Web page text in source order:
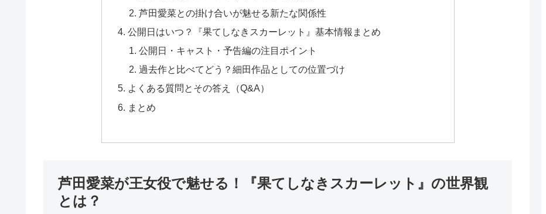
芦田愛菜との掛け合いが魅せる新たな関係性
公開日はいつ？『果てしなきスカーレット』基本情報まとめ
公開日・キャスト・予告編の注目ポイント
過去作と比べてどう？細田作品としての位置づけ
よくある質問とその答え（Q&A）
まとめ
芦田愛菜が王女役で魅せる！『果てしなきスカーレット』の世界観
とは？